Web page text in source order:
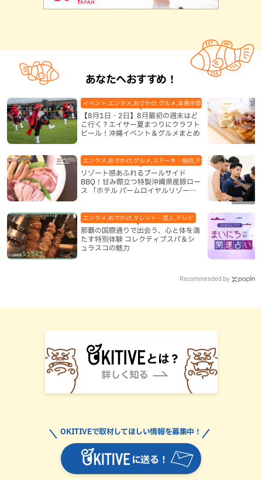
あなたへおすすめ！
【8月1日・2日】8月最初の週末はど
こ行く？エイサー夏まつりにクラフト
ビール！沖縄イベント＆グルメまとめ
イベント,エンタメ,おでかけ,グルメ,本島中部,本島北部,本島南部
リゾート感あふれるプールサイド
BBQ！甘み際立つ特製沖縄県産豚ロー
ス 「ホテル パームロイヤルリゾート
エンタメ,おでかけ,グルメ,ステーキ・焼肉,テレビ,ホテル,地域,本島
那覇の国際通りで出会う、心と体を満
たす特別体験 コレクティブスパ＆シ
ュラスコの魅力
エンタメ,おでかけ,タレント・芸人,テレビ
Recommended by
に送る！
OKITIVEで取材してほしい情報を募集中！